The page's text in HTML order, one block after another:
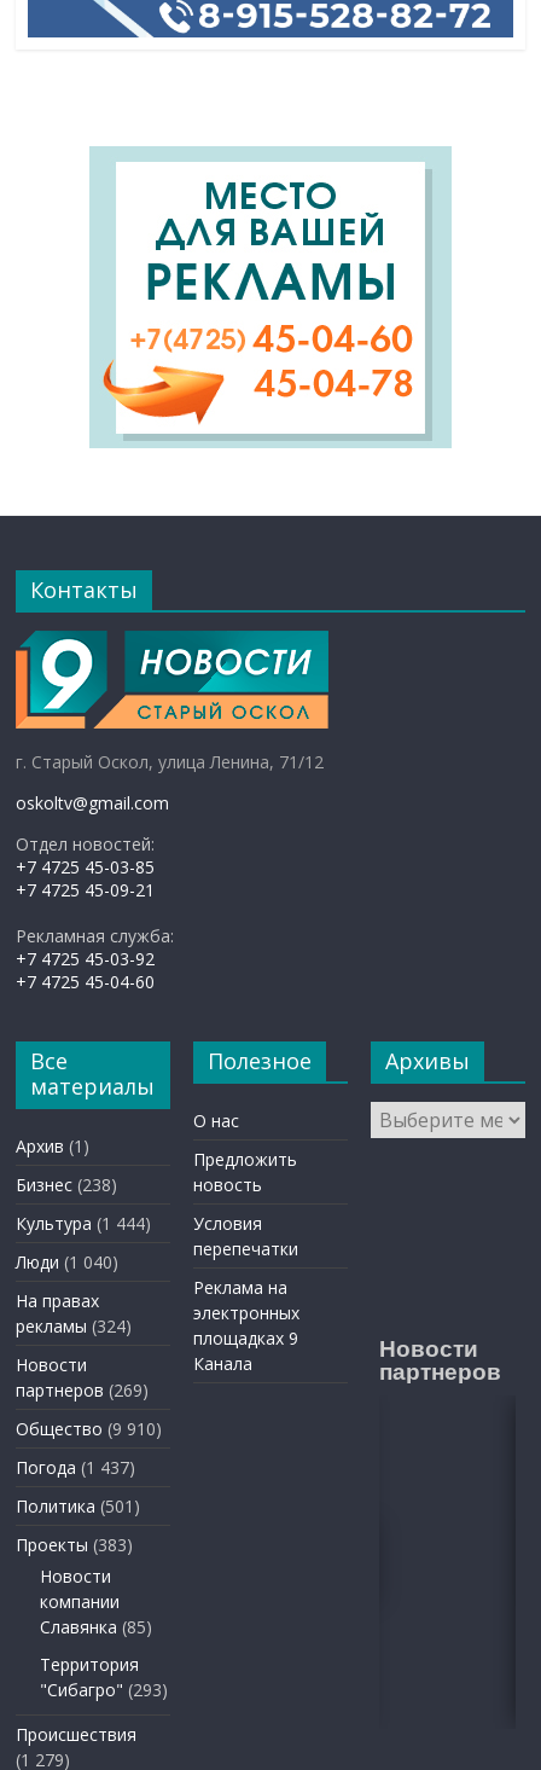
Контакты
г. Старый Оскол, улица Ленина, 71/12
oskoltv@gmail.com
Отдел новостей:
+7 4725 45-03-85
+7 4725 45-09-21
Рекламная служба:
+7 4725 45-03-92
+7 4725 45-04-60
Все
материалы
Архив (1)
Бизнес (238)
Культура (1 444)
Люди (1 040)
На правах
рекламы (324)
Новости
партнеров (269)
Общество (9 910)
Погода (1 437)
Политика (501)
Проекты (383)
Новости
компании
Славянка (85)
Территория
"Сибагро" (293)
Происшествия
(1 279)
Полезное
О нас
Предложить
новость
Условия
перепечатки
Реклама на
электронных
площадках 9
Канала
Архивы
Архивы
Новости
партнеров